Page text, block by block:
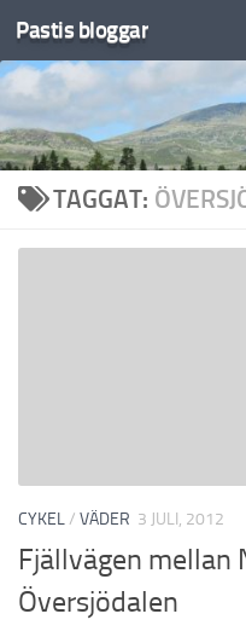
Under innehåll
Pastis bloggar
TAGGAT:
CYKEL/ VÄDER 3 JULI, 2012
Fjällvägen mellan
Översjödalen